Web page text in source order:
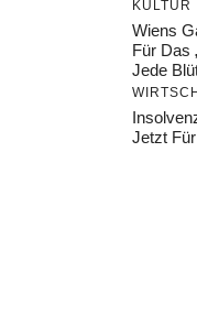
KULTUR
Wiens
Für Das
Jede
Jetzt